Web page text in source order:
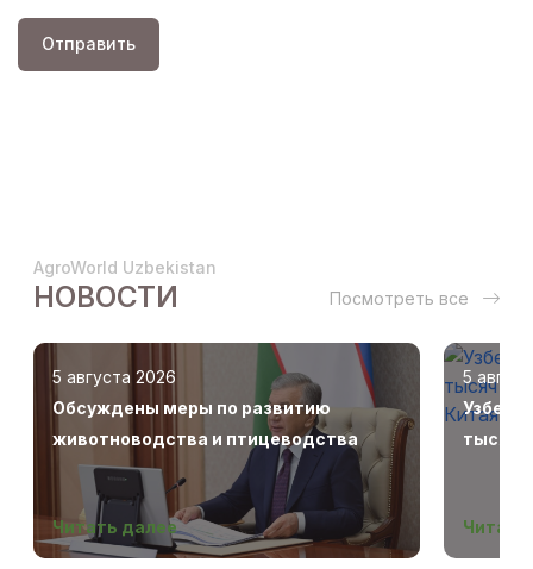
Отправить
AgroWorld Uzbekistan
НОВОСТИ Посмотреть все
5 августа 2026
Обсуждены меры по развитию
животноводства и птицеводства
Читать далее
5
тысяч
Читать